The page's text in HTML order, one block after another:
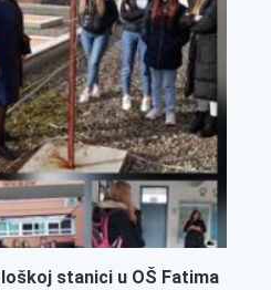
stanici u OŠ Fatima